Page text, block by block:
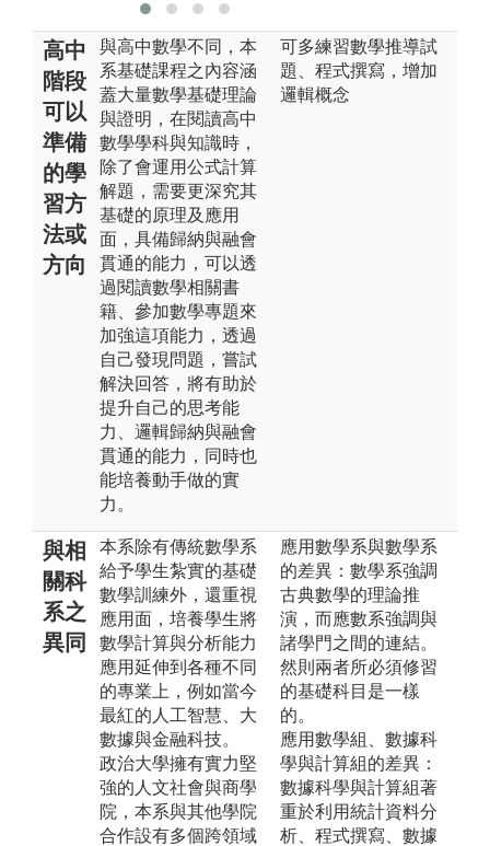
高中
階段
可以
準備
的學
習方
法或
方向
與高中數學不同，本
系基礎課程之內容涵
蓋大量數學基礎理論
與證明，在閱讀高中
數學學科與知識時，
除了會運用公式計算
解題，需要更深究其
基礎的原理及應用
面，具備歸納與融會
貫通的能力，可以透
過閱讀數學相關書
籍、參加數學專題來
加強這項能力，透過
自己發現問題，嘗試
解決回答，將有助於
提升自己的思考能
力、邏輯歸納與融會
貫通的能力，同時也
能培養動手做的實
力。
可多練習數學推導試
題、程式撰寫，增加
邏輯概念
與相
關科
系之
異同
本系除有傳統數學系
給予學生紮實的基礎
數學訓練外，還重視
應用面，培養學生將
數學計算與分析能力
應用延伸到各種不同
的專業上，例如當今
最紅的人工智慧、大
數據與金融科技。
政治大學擁有實力堅
強的人文社會與商學
院，本系與其他學院
合作設有多個跨領域
應用數學系與數學系
的差異：數學系強調
古典數學的理論推
演，而應數系強調與
諸學門之間的連結。
然則兩者所必須修習
的基礎科目是一樣
的。
應用數學組、數據科
學與計算組的差異：
數據科學與計算組著
重於利用統計資料分
析、程式撰寫、數據